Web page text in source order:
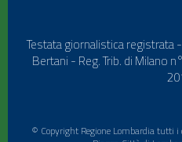
Testata giornalistica registrata
Bertani - Reg. Trib. di Milano
© Copyright Regione Lombardia